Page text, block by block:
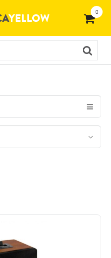
0